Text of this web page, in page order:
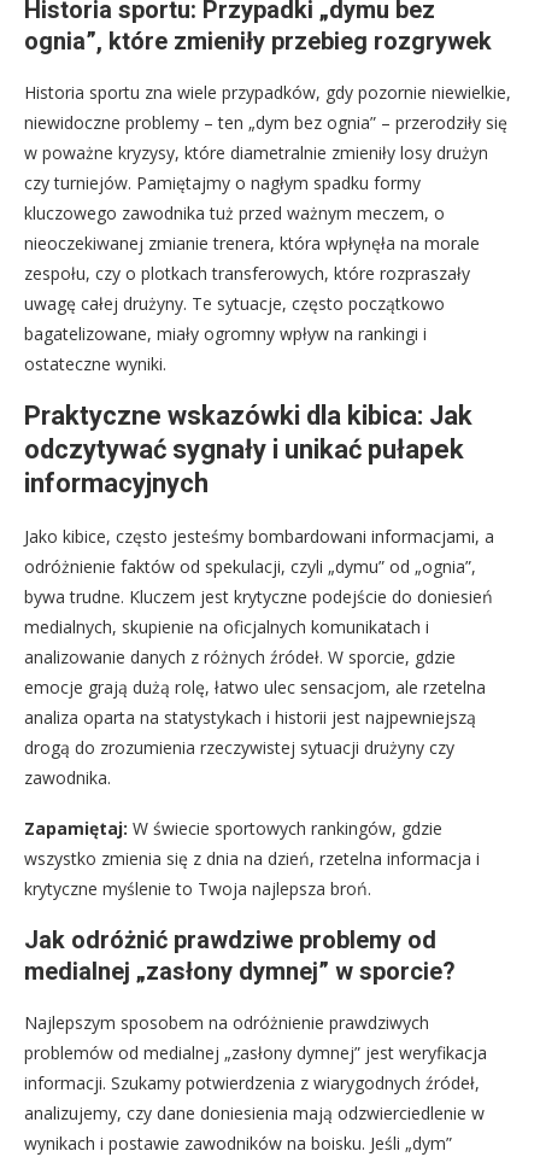
Historia sportu: Przypadki „dymu bez
ognia”, które zmieniły przebieg rozgrywek
Historia sportu zna wiele przypadków, gdy pozornie niewielkie,
niewidoczne problemy – ten „dym bez ognia” – przerodziły się
w poważne kryzysy, które diametralnie zmieniły losy drużyn
czy turniejów. Pamiętajmy o nagłym spadku formy
kluczowego zawodnika tuż przed ważnym meczem, o
nieoczekiwanej zmianie trenera, która wpłynęła na morale
zespołu, czy o plotkach transferowych, które rozpraszały
uwagę całej drużyny. Te sytuacje, często początkowo
bagatelizowane, miały ogromny wpływ na rankingi i
ostateczne wyniki.
Praktyczne wskazówki dla kibica: Jak
odczytywać sygnały i unikać pułapek
informacyjnych
Jako kibice, często jesteśmy bombardowani informacjami, a
odróżnienie faktów od spekulacji, czyli „dymu” od „ognia”,
bywa trudne. Kluczem jest krytyczne podejście do doniesień
medialnych, skupienie na oficjalnych komunikatach i
analizowanie danych z różnych źródeł. W sporcie, gdzie
emocje grają dużą rolę, łatwo ulec sensacjom, ale rzetelna
analiza oparta na statystykach i historii jest najpewniejszą
drogą do zrozumienia rzeczywistej sytuacji drużyny czy
zawodnika.
Zapamiętaj: W świecie sportowych rankingów, gdzie
wszystko zmienia się z dnia na dzień, rzetelna informacja i
krytyczne myślenie to Twoja najlepsza broń.
Jak odróżnić prawdziwe problemy od
medialnej „zasłony dymnej” w sporcie?
Najlepszym sposobem na odróżnienie prawdziwych
problemów od medialnej „zasłony dymnej” jest weryfikacja
informacji. Szukamy potwierdzenia z wiarygodnych źródeł,
analizujemy, czy dane doniesienia mają odzwierciedlenie w
wynikach i postawie zawodników na boisku. Jeśli „dym”